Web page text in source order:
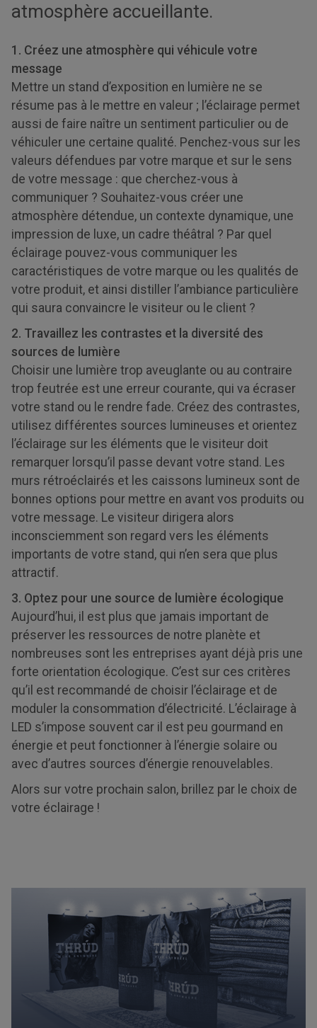
atmosphère accueillante.
1. Créez une atmosphère qui véhicule votre
message
Mettre un stand d’exposition en lumière ne se
résume pas à le mettre en valeur ; l’éclairage permet
aussi de faire naître un sentiment particulier ou de
véhiculer une certaine qualité. Penchez-vous sur les
valeurs défendues par votre marque et sur le sens
de votre message : que cherchez-vous à
communiquer ? Souhaitez-vous créer une
atmosphère détendue, un contexte dynamique, une
impression de luxe, un cadre théâtral ? Par quel
éclairage pouvez-vous communiquer les
caractéristiques de votre marque ou les qualités de
votre produit, et ainsi distiller l’ambiance particulière
qui saura convaincre le visiteur ou le client ?
2. Travaillez les contrastes et la diversité des
sources de lumière
Choisir une lumière trop aveuglante ou au contraire
trop feutrée est une erreur courante, qui va écraser
votre stand ou le rendre fade. Créez des contrastes,
utilisez différentes sources lumineuses et orientez
l’éclairage sur les éléments que le visiteur doit
remarquer lorsqu’il passe devant votre stand. Les
murs rétroéclairés et les caissons lumineux sont de
bonnes options pour mettre en avant vos produits ou
votre message. Le visiteur dirigera alors
inconsciemment son regard vers les éléments
importants de votre stand, qui n’en sera que plus
attractif.
3. Optez pour une source de lumière écologique
Aujourd’hui, il est plus que jamais important de
préserver les ressources de notre planète et
nombreuses sont les entreprises ayant déjà pris une
forte orientation écologique. C’est sur ces critères
qu’il est recommandé de choisir l’éclairage et de
moduler la consommation d’électricité. L’éclairage à
LED s’impose souvent car il est peu gourmand en
énergie et peut fonctionner à l’énergie solaire ou
avec d’autres sources d’énergie renouvelables.
Alors sur votre prochain salon, brillez par le choix de
votre éclairage !